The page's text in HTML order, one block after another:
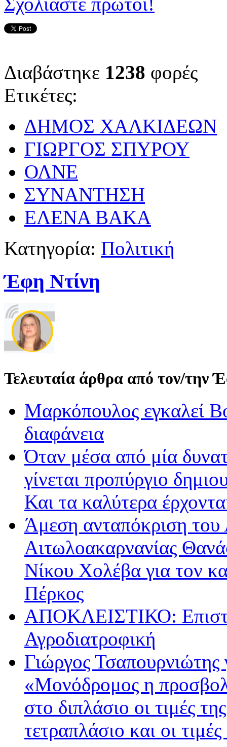
Διαβάστηκε 1238 φορές
Ετικέτες:
ΔΗΜΟΣ ΧΑΛΚΙΔΕΩΝ
ΓΙΩΡΓΟΣ ΣΠΥΡΟΥ
ΟΛΝΕ
ΣΥΝΑΝΤΗΣΗ
ΕΛΕΝΑ ΒΑΚΑ
Κατηγορία: Πολιτική
Έφη Ντίνη
Τελευταία άρθρα από τον/την
Μαρκόπουλος εγκαλεί
διαφάνεια
Όταν μέσα από μία
γίνεται προπύργιο
Και τα καλύτερα
Άμεση ανταπόκριση του
Αιτωλοακαρνανίας
Νίκου Χολέβα για τον
Πέρκος
ΑΠΟΚΛΕΙΣΤΙΚΟ:
Αγροδιατροφική
Γιώργος
«Μονόδρομος η
στο διπλάσιο οι τιμές
τετραπλάσιο και οι